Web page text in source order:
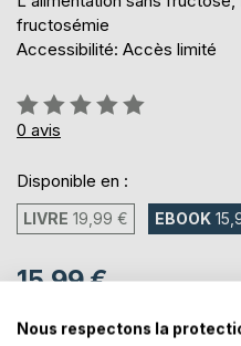
fructosémie
Accessibilité: Accès limité
Évaluation:
0%
0 avis
Disponible en :
LIVRE 19,99 € EBOOK
15,99 €
Téléchargement disponible dès
Nous respectons la